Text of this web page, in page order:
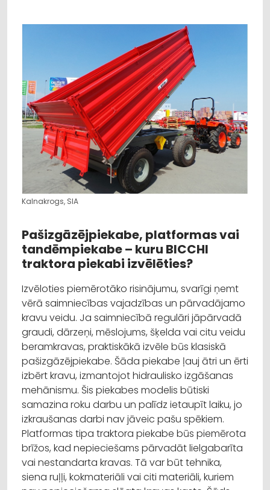
Kalnakrogs, SIA
Pašizgāzējpiekabe, platformas vai
tandēmpiekabe – kuru BICCHI
traktora piekabi izvēlēties?
Izvēloties piemērotāko risinājumu, svarīgi ņemt
vērā saimniecības vajadzības un pārvadājamo
kravu veidu. Ja saimniecībā regulāri jāpārvadā
graudi, dārzeņi, mēslojums, šķelda vai citu veidu
beramkravas, praktiskākā izvēle būs klasiskā
pašizgāzējpiekabe. Šāda piekabe ļauj ātri un ērti
izbērt kravu, izmantojot hidraulisko izgāšanas
mehānismu. Šis piekabes modelis būtiski
samazina roku darbu un palīdz ietaupīt laiku, jo
izkraušanas darbi nav jāveic pašu spēkiem.
Platformas tipa traktora piekabe būs piemērota
brīžos, kad nepieciešams pārvadāt lielgabarīta
vai nestandarta kravas. Tā var būt tehnika,
siena ruļļi, kokmateriāli vai citi materiāli, kuriem